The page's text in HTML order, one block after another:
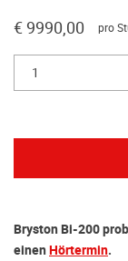
€ 9990,00 pro
1
Bryston Bi-200
einenHörtermin.